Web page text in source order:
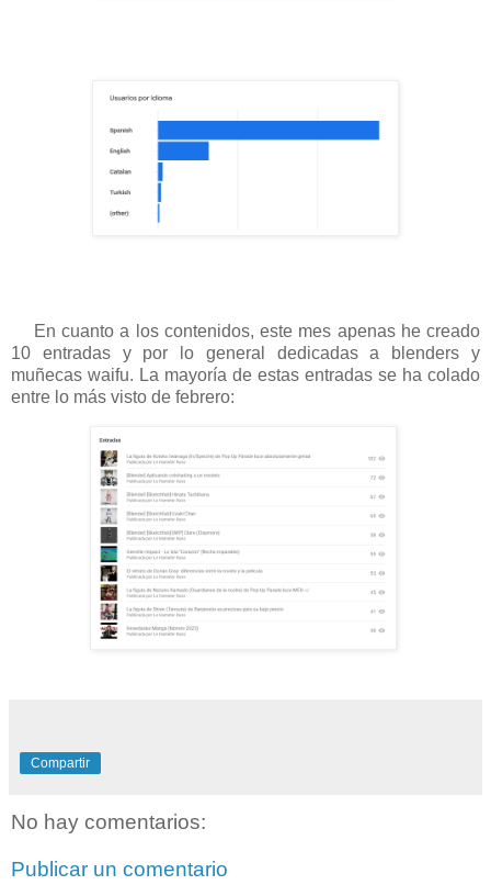
En cuanto a los contenidos, este mes apenas he creado
10 entradas y por lo general dedicadas a blenders y
muñecas waifu. La mayoría de estas entradas se ha colado
entre lo más visto de febrero:
Compartir
No hay comentarios:
Publicar un comentario